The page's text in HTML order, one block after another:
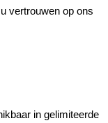
vertrouwen op ons
in gelimiteerde